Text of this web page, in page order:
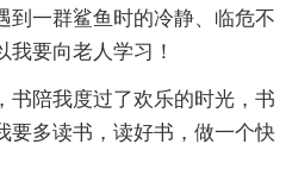
到一群鲨鱼时的冷静、临危不
要向老人学习！
书陪我度过了欢乐的时光，书
要多读书，读好书，做一个快